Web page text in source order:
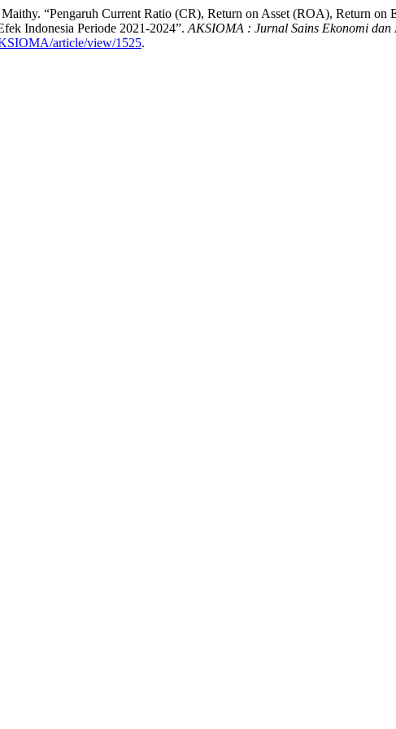
“Pengaruh Current Ratio (CR), Return on Asset (ROA), Return on
Indonesia Periode 2021-2024”. AKSIOMA : Jurnal Sains Ekonomi dan
article/view/1525.